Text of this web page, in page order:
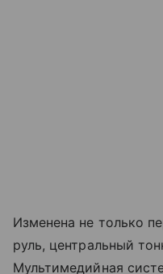
Изменена не только
руль, центральный
Мультимедийная